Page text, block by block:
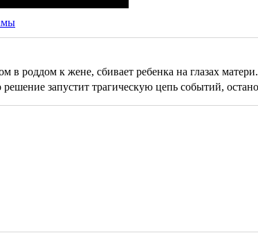
роддом к жене, сбивает ребенка на глазах
запустит трагическую цепь событий,